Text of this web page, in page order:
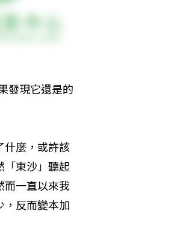
發現它還是的
什麼，或許該
「東沙」聽起
而一直以來我
，反而變本加